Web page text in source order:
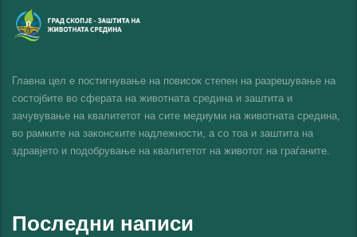
Главна цел е постигнување на повисок степен на разрешување на
состојбите во сферата на животната средина и заштита и
зачувување на квалитетот на сите медиуми на животната средина,
во рамките на законските надлежности, а со тоа и заштита на
здравјето и подобрување на квалитетот на животот на граѓаните.
Последни написи